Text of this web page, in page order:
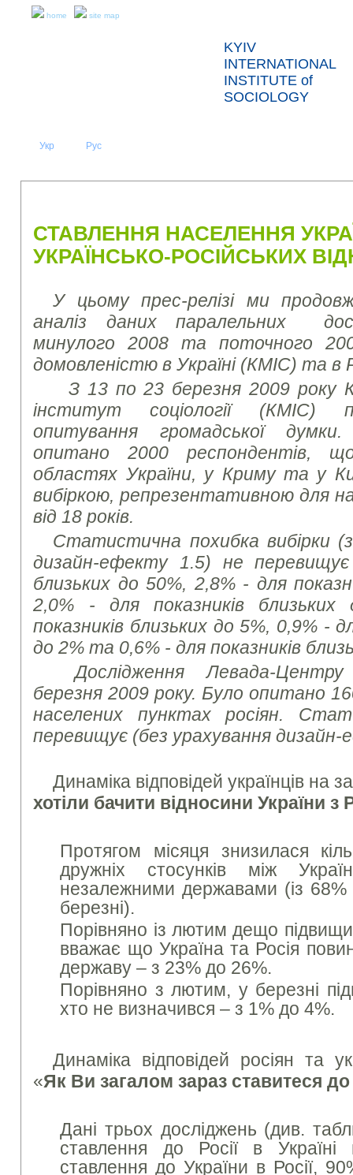
home site map
KYIV
INTERNATIONAL
INSTITUTE of
SOCIOLOGY
Укр Рус
СТАВЛЕННЯ НАСЕЛЕННЯ
УКРАЇНСЬКО-РОСІЙСЬКИХ
У цьому прес-релізі ми
аналіз данихпаралельних
минулого 2008 та поточного
домовленістю в Україні (КМІС) та в
З 13 по 23 березня 2009 року
інститут соціології (КМІС)
опитування громадської
опитано 2000 респондентів,
областях України, у Криму та у
вибіркою, репрезентативною для
від 18 років.
Статистична похибка вибірки (з
дизайн-ефекту 1.5) не перевищує
близьких до 50%, 2,8% - для
2,0% - для показників
показників близьких до 5%, 0,9% -
до 2% та 0,6% - для показників
Дослідження Левада-
березня 2009 року. Було опитано
населених пунктах росіян.
перевищує (без урахування
Динаміка відповідей українців на
хотіли бачити відносини України з
Протягом місяця знизилася
дружніх стосунків між
незалежними державами (із
березні).
Порівняно із лютим дещо
вважає що Україна та Росія
державу – з 23% до 26%.
Порівняно з лютим, у березні
хто не визначився – з 1% до 4%.
Динаміка відповідей росіян та
«Як Ви загалом зараз ставитеся до
Дані трьох досліджень (див.
ставлення до Росії в
ставлення до України в Росії,